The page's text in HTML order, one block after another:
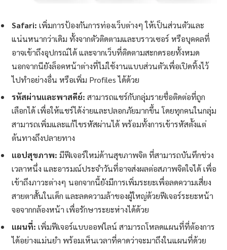
Safari: เพิ่มการป้องกันการท่องเว็บต่างๆ ให้เป็นส่วนตัวและ
แน่นหนากว่าเดิม ทั้งจากตัวติดตามและบราวเซอร์ หรือบุคคลที่
อาจเข้าถึงอุปกรณ์ได้ และจากเว็บที่ติดตามสะกดรอยทั้งหมด
นอกจากนียังล็อคหน้าต่างที่ไม่ใช้งานแบบส่วนตัวเพื่อเปิดทิ้งไว้
ไปทำอย่างอื่น หรือเพิ่ม Profiles ได้ด้วย
รหัสผ่านและพาสคีย์: สามารถแชร์กับกลุ่มรายชื่อติดต่อที่ถูก
เลือกได้ เพื่อให้แชร์ได้ง่ายและปลอกภัยมากขึ้น โดยทุกคนในกลุ่ม
สามารถเพิ่มและแก้ไขรหัสผ่านได้ พร้อมทั้งการเข้ารหัสตั้งแต่
ต้นทางถึงปลายทาง
แอปสุขภาพ: มีฟีเจอร์ใหม่ด้านสุขภาพจิต ที่สามารถบันทึกช่วง
เวลาหนึ่ง และอารมณ์ประจำวันที่อาจส่งผลต่อสภาพจิตใจได้ เพื่อ
เข้าถึงภาวะต่างๆ นอกจากนี้ยังมีการเพิ่มระยะเพื่อลดความเสี่ยง
สายตาสั้นในเด็ก และลดความล้าของผู้ใหญ่ด้วยฟีเจอร์ระยะหน้า
จอจากกล้องหน้า เพื่อรักษาระยะห่างได้ด้วย
แผนที่: เพิ่มฟีเจอร์แบบออฟไลน์ สามารถโหลดแผนที่ที่ต้องการ
ได้อย่างแม่นยำ พร้อมเห็นเวลาที่คาดว่าจะมาถึงในแผนที่ด้วย